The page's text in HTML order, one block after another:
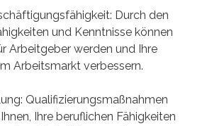
Durch den
und Kenntnisse können
Arbeitgeber werden und Ihre
Arbeitsmarkt verbessern.
Qualifizierungsmaßnahmen
Ihre beruflichen Fähigkeiten